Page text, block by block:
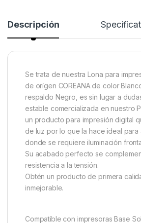
Descripción
Se trata de nuestra Lona para
de orígen COREANA de color
respaldo Negro, es sin lugar a
estable comercializada en nuestro
un producto para impresión digital
de luz por lo que la hace ideal para
donde se requiere iluminación
Su acabado perfecto se
resistencia a la tensión.
Obtén un producto de primera
inmejorable.
Compatible con impresoras Base